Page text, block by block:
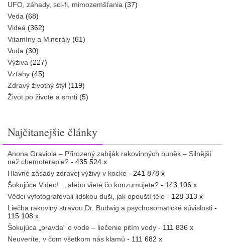
UFO, záhady, sci-fi, mimozemšťania (37)
Veda (68)
Videá (362)
Vitamíny a Minerály (61)
Voda (30)
Výživa (227)
Vzťahy (45)
Zdravý životný štýl (119)
Život po živote a smrti (5)
Najčitanejšie články
Anona Graviola – Přirozený zabiják rakovinných buněk – Silnější
než chemoterapie? - 435 524 x
Hlavné zásady zdravej výživy v kocke - 241 878 x
Šokujúce Video! …alebo viete čo konzumujete? - 143 106 x
Vědci vyfotografovali lidskou duši, jak opouští tělo - 128 313 x
Liečba rakoviny stravou Dr. Budwig a psychosomatické súvislosti -
115 108 x
Šokujúca „pravda“ o vode – liečenie pitím vody - 111 836 x
Neuveríte, v čom všetkom nás klamú - 111 682 x